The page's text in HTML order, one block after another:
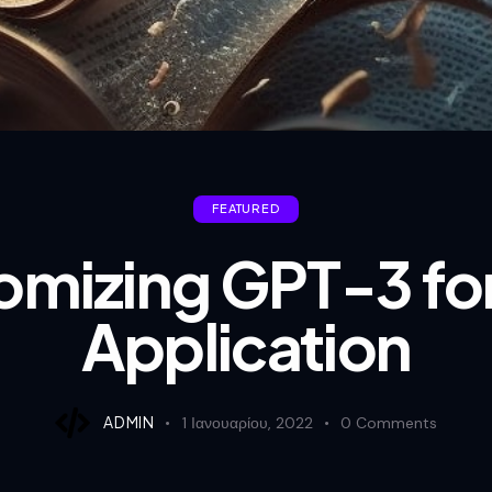
FEATURED
GPT-3
Application
ADMIN 1 Ιανουαρίου, 2022 0 Comments